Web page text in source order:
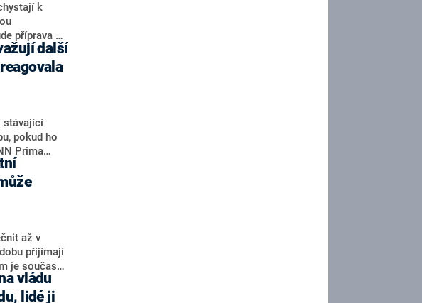
k
příprava na
s novináři
v
i
„Je to
Ministři s
ukazovat
CNN Prima
stávající
pokud ho
Prima
hejtman
takto mohl
dnes
dotaz
ODS
není
až v
přijímají
je současná
bookmakeři
vládu
lidé ji